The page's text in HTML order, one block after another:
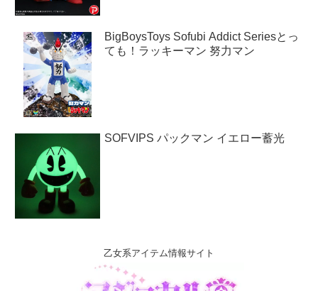
BigBoysToys Sofubi Addict Seriesとっ
ても！ラッキーマン 努力マン
SOFVIPS パックマン イエロー蓄光
乙女系アイテム情報サイト